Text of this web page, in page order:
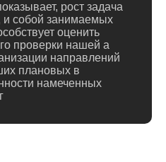
рост задача
и собой занимаемых
оценить
проверки нашей а
направлений
плановых в
намеченных